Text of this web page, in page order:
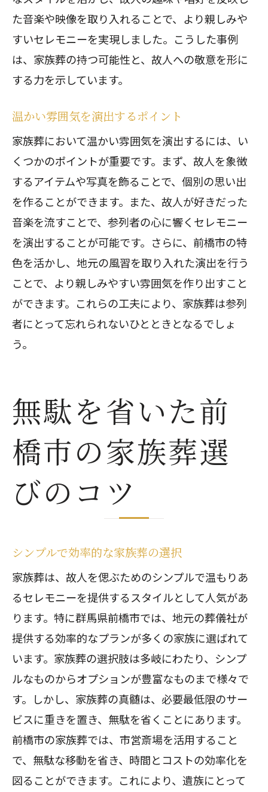
た音楽や映像を取り入れることで、より親しみや
すいセレモニーを実現しました。こうした事例
は、家族葬の持つ可能性と、故人への敬意を形に
する力を示しています。
温かい雰囲気を演出するポイント
家族葬において温かい雰囲気を演出するには、い
くつかのポイントが重要です。まず、故人を象徴
するアイテムや写真を飾ることで、個別の思い出
を作ることができます。また、故人が好きだった
音楽を流すことで、参列者の心に響くセレモニー
を演出することが可能です。さらに、前橋市の特
色を活かし、地元の風習を取り入れた演出を行う
ことで、より親しみやすい雰囲気を作り出すこと
ができます。これらの工夫により、家族葬は参列
者にとって忘れられないひとときとなるでしょ
う。
無駄を省いた前
橋市の家族葬選
びのコツ
シンプルで効率的な家族葬の選択
家族葬は、故人を偲ぶためのシンプルで温もりあ
るセレモニーを提供するスタイルとして人気があ
ります。特に群馬県前橋市では、地元の葬儀社が
提供する効率的なプランが多くの家族に選ばれて
います。家族葬の選択肢は多岐にわたり、シンプ
ルなものからオプションが豊富なものまで様々で
す。しかし、家族葬の真髄は、必要最低限のサー
ビスに重きを置き、無駄を省くことにあります。
前橋市の家族葬では、市営斎場を活用すること
で、無駄な移動を省き、時間とコストの効率化を
図ることができます。これにより、遺族にとって